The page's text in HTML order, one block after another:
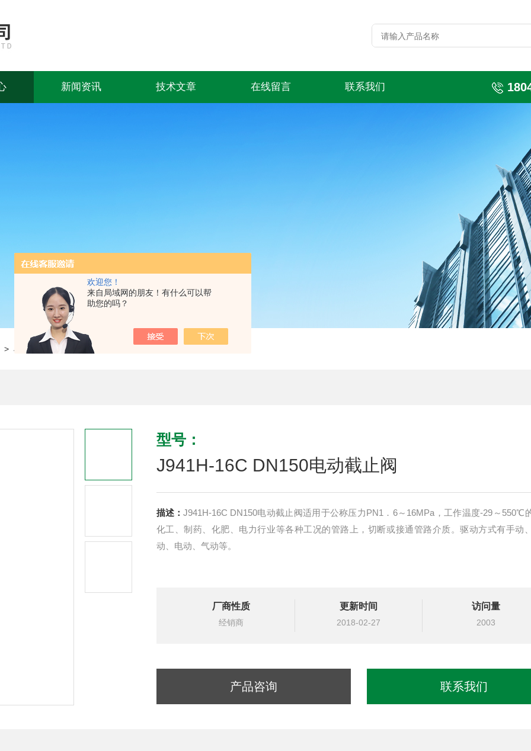
欢迎您！
来自局域网的朋友！有什么可以帮
助您的吗？
新闻资讯 技术文章 在线留言 联系我们
> J941H-16C DN150电动截止阀
型号：
J941H-16C DN150电动截止阀
描述： J941H-16C DN150电动截止阀适用于公称压力PN1．6～16MPa，工作温度-29～550℃
化工、制药、化肥、电力行业等各种工况的管路上，切断或接通管路介质。驱动方式有手动
动、电动、气动等。
厂商性质
经销商
更新时间
2018-02-27
访问量
2003
产品咨询 联系我们